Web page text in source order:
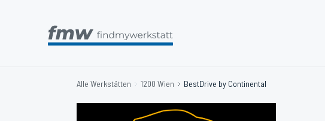
Alle Werkstätten 1200 Wien BestDrive by Continental